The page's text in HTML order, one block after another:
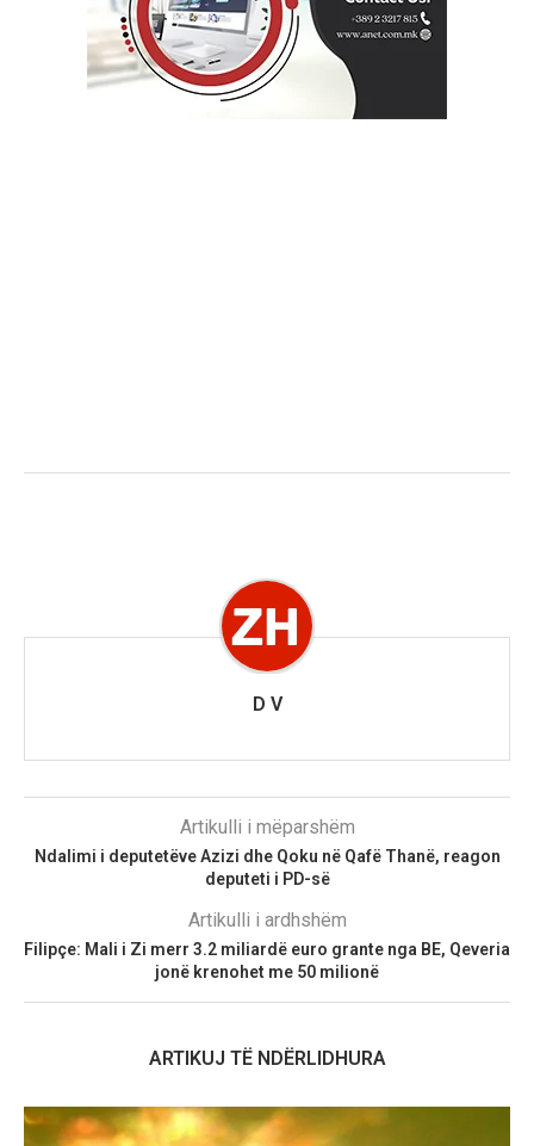
D V
Artikulli i mëparshëm
Ndalimi i deputetëve Azizi dhe Qoku në Qafë Thanë, reagon
deputeti i PD-së
Artikulli i ardhshëm
Filipçe: Mali i Zi merr 3.2 miliardë euro grante nga BE, Qeveria
jonë krenohet me 50 milionë
ARTIKUJ TË NDËRLIDHURA